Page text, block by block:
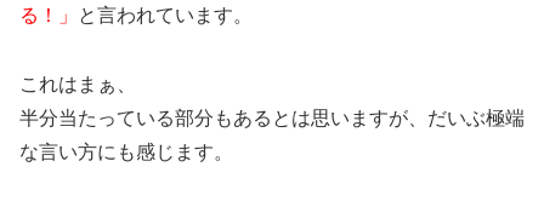
る！」
と言われています。
これはまぁ、
半分当たっている部分もあるとは思いますが、だいぶ極端
な言い方にも感じます。